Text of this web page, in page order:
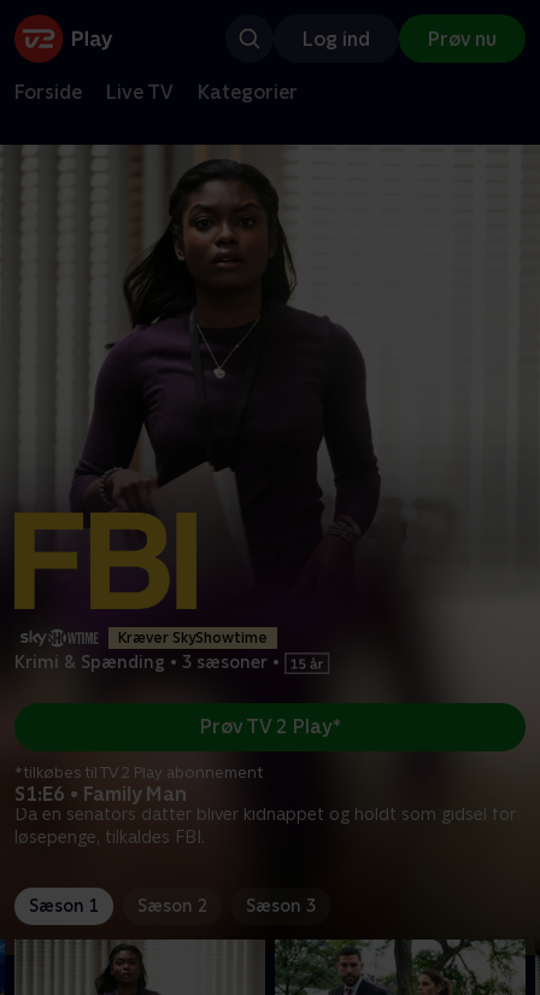
Log ind Prøv nu
Forside Live TV Kategorier
Kræver SkyShowtime
Krimi & Spænding • 3 sæsoner •
S1:E6 • Family Man
Da en senators datter bliver kidnappet og holdt som gidsel for
løsepenge, tilkaldes FBI.
Prøv TV 2 Play*
*tilkøbes til TV 2 Play abonnement
Sæson 1 Sæson 2 Sæson 3